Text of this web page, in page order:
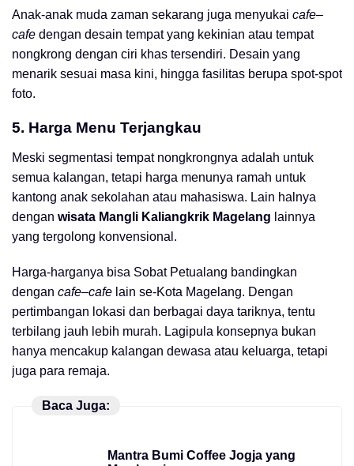
Anak-anak muda zaman sekarang juga menyukai cafe–
cafe dengan desain tempat yang kekinian atau tempat
nongkrong dengan ciri khas tersendiri. Desain yang
menarik sesuai masa kini, hingga fasilitas berupa spot-spot
foto.
5. Harga Menu Terjangkau
Meski segmentasi tempat nongkrongnya adalah untuk
semua kalangan, tetapi harga menunya ramah untuk
kantong anak sekolahan atau mahasiswa. Lain halnya
dengan wisata Mangli Kaliangkrik Magelang lainnya
yang tergolong konvensional.
Harga-harganya bisa Sobat Petualang bandingkan
dengan cafe–cafe lain se-Kota Magelang. Dengan
pertimbangan lokasi dan berbagai daya tariknya, tentu
terbilang jauh lebih murah. Lagipula konsepnya bukan
hanya mencakup kalangan dewasa atau keluarga, tetapi
juga para remaja.
Baca Juga:
Mantra Bumi Coffee Jogja yang